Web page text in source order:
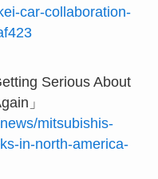
car-collaboration-
Serious About
」
mitsubishis-
in-north-america-